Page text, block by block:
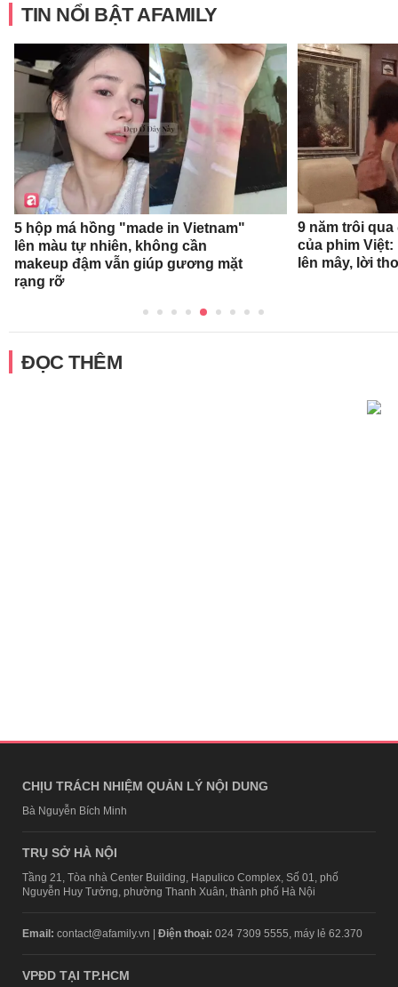
TIN NỔI BẬT AFAMILY
5 hộp má hồng "made in Vietnam"
lên màu tự nhiên, không cần
makeup đậm vẫn giúp gương mặt
rạng rỡ
9 năm trôi
của phim
lên mây, lời
ĐỌC THÊM
CHỊU TRÁCH NHIỆM QUẢN LÝ NỘI DUNG
Bà Nguyễn Bích Minh
TRỤ SỞ HÀ NỘI
Tầng 21, Tòa nhà Center Building, Hapulico Complex, Số 01, phố
Nguyễn Huy Tưởng, phường Thanh Xuân, thành phố Hà Nội
Email: contact@afamily.vn | Điện thoại: 024 7309 5555, máy lẻ 62.370
VPĐD TẠI TP.HCM